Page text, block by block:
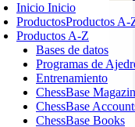
Inicio Inicio
ProductosProductos A-
Productos A-Z
Bases de datos
Programas de
Entrenamiento
ChessBase
ChessBase
ChessBase Books